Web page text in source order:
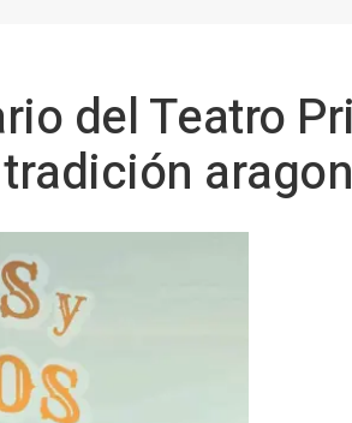
del Teatro